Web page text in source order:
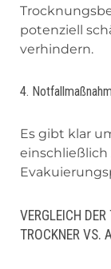
potenziell
verhindern.
4.
Es gibt klar
VERGLEICH
TROCKNER VS.